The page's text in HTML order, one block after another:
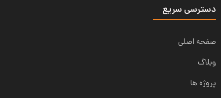
دسترسی سریع
صفحه اصلی
وبلاگ
پروژه ها